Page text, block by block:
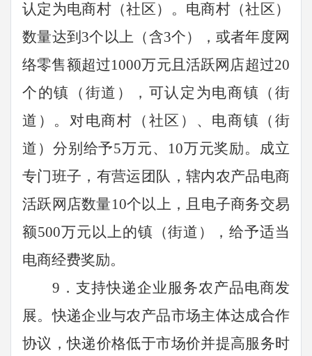
认定为电商村（社区）。电商村（社区）
数量达到 3个以上（含3个），或者年度网
络零售额超过1000万元且活跃网店超过20
个的镇（街道）
， 可认定为电商镇（街
道）。对电商村（社区）、电商镇（街
道）分别给予5万元、 10万元奖励。 成立
专门班子，有营运团队，辖内农产品电商
活跃网店数量10个以上，且电子商务交易
额500万元以上的镇（街道），给予适当
电商经费奖励。
9 ．支持快递企业服务农产品电商发
展。快递企业与农产品市场主体达成合作
协议，快递价格低于市场价并提高服务时